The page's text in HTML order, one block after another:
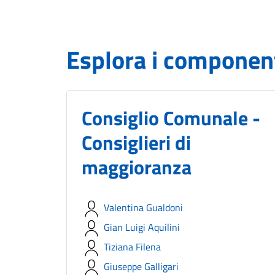
Esplora i
Consiglio Comunale -
Consiglieri di
maggioranza
Valentina Gualdoni
Gian Luigi Aquilini
Tiziana Filena
Giuseppe Galligari